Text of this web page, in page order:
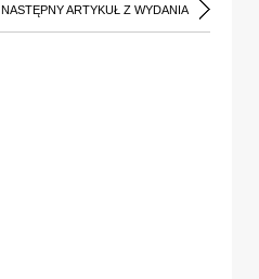
NASTĘPNY ARTYKUŁ Z WYDANIA